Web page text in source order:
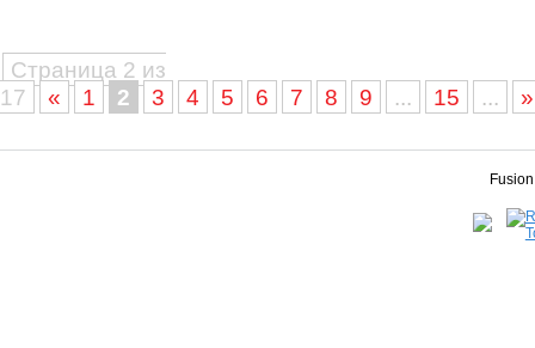
Страница 2 из
17
« 1 2 3 4 5 6 7 8 9 ... 15 ... »